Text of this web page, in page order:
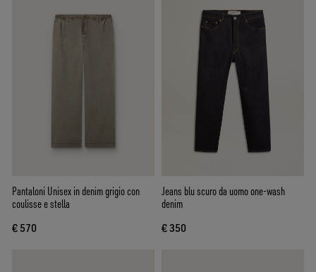
Pantaloni Unisex in denim grigio con
coulisse e stella
€ 570
Jeans blu scuro da uomo one-wash
denim
€ 350